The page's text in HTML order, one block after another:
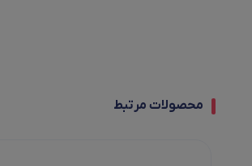
محصولات مرتبط